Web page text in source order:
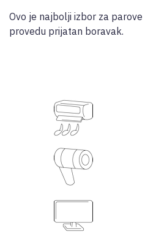
Ovo je najbolji izbor za
provedu prijatan boravak.